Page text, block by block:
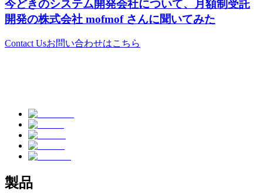
今どきのシステム開発会社について、月額制受託
開発の株式会社 mofmof さんに聞いてみた
Contact Usお問い合わせはこちら
製品